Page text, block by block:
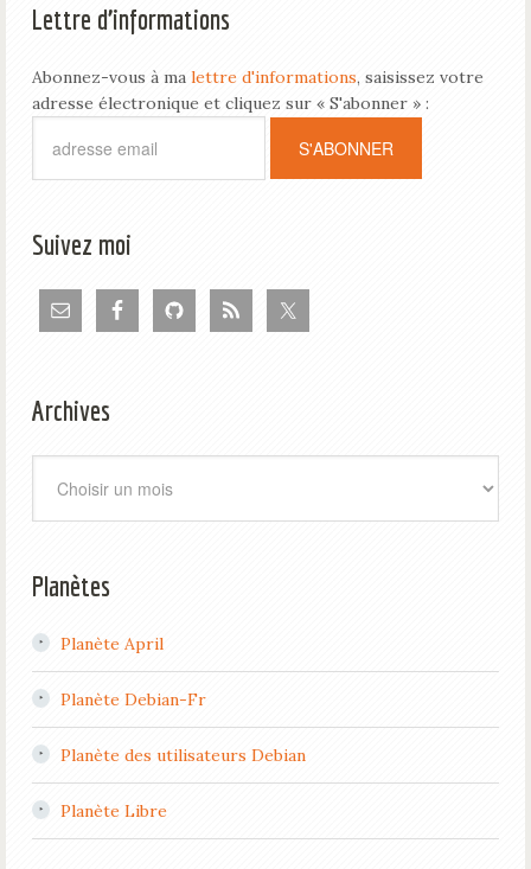
Lettre d’informations
Abonnez-vous à ma lettre d'informations, saisissez votre
adresse électronique et cliquez sur « S'abonner » :
Suivez moi
Archives
Planètes
Planète April
Planète Debian-Fr
Planète des utilisateurs Debian
Planète Libre